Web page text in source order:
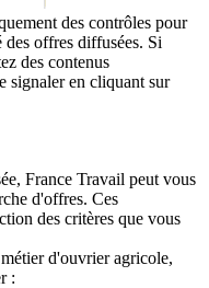
des contrôles pour
offres diffusées. Si
des contenus
signaler en cliquant sur
France Travail peut vous
d'offres. Ces
des critères que vous
d'ouvrier agricole,
: